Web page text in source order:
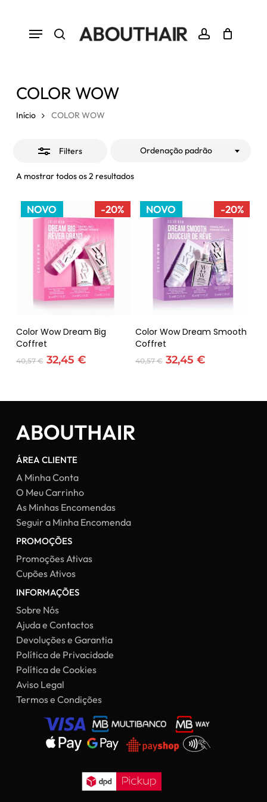
search account
Menu Cart Close
Cart
Nenhum produto no carrinho.
Go To Shop
COLOR WOW
Início COLOR WOW
Filters
A mostrar todos os 2 resultados
Ordenação padrão
Filters
NOVO -20%
Adicionar
Color Wow Dream Big
Coffret
40,57€ O
32,45 €O
NOVO -20%
Adicionar
Color Wow Dream Smooth
Coffret
40,57€ O
32,45€O
ÁREA CLIENTE
A Minha Conta
O Meu Carrinho
As Minhas Encomendas
Seguir a Minha Encomenda
PROMOÇÕES
Promoções Ativas
Cupões Ativos
INFORMAÇÕES
Sobre Nós
Ajuda e Contactos
Devoluções e Garantia
Política de Privacidade
Política de Cookies
Aviso Legal
Termos e Condições